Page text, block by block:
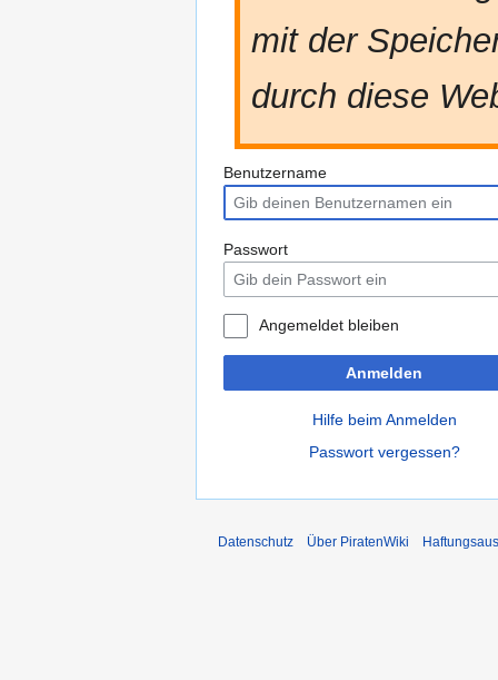
mit der
durch diese
Benutzername
Passwort
Angemeldet bleiben
Anmelden
Hilfe beim Anmelden
Passwort vergessen?
Datenschutz Über PiratenWiki